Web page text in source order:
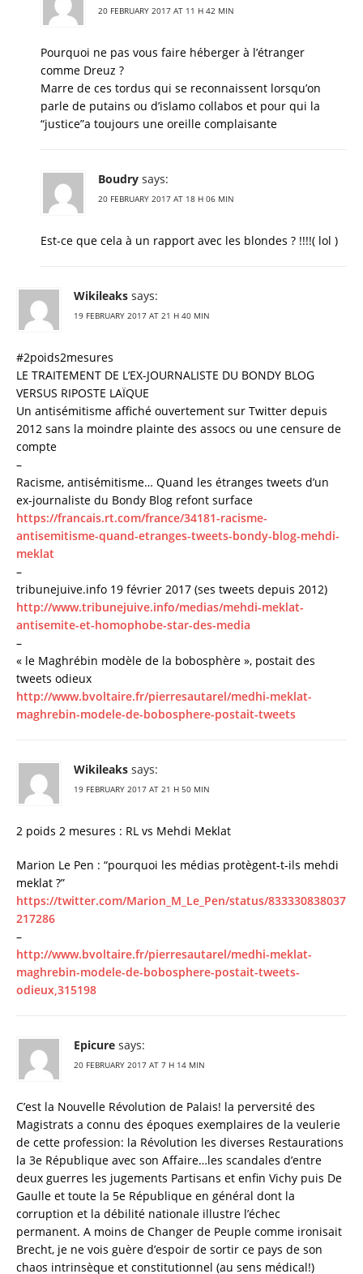
20 FEBRUARY 2017 AT 11 H 42 MIN
Pourquoi ne pas vous faire héberger à l’étranger
comme Dreuz ?
Marre de ces tordus qui se reconnaissent lorsqu’on
parle de putains ou d’islamo collabos et pour qui la
“justice”a toujours une oreille complaisante
Boudry says:
20 FEBRUARY 2017 AT 18 H 06 MIN
Est-ce que cela à un rapport avec les blondes ? !!!!( lol )
Wikileaks says:
19 FEBRUARY 2017 AT 21 H 40 MIN
#2poids2mesures
LE TRAITEMENT DE L’EX-JOURNALISTE DU BONDY BLOG
VERSUS RIPOSTE LAÏQUE
Un antisémitisme affiché ouvertement sur Twitter depuis
2012 sans la moindre plainte des assocs ou une censure de
compte
–
Racisme, antisémitisme… Quand les étranges tweets d’un
ex-journaliste du Bondy Blog refont surface
https://francais.rt.com/france/34181-racisme-
antisemitisme-quand-etranges-tweets-bondy-blog-mehdi-
meklat
–
tribunejuive.info 19 février 2017 (ses tweets depuis 2012)
http://www.tribunejuive.info/medias/mehdi-meklat-
antisemite-et-homophobe-star-des-media
–
« le Maghrébin modèle de la bobosphère », postait des
tweets odieux
http://www.bvoltaire.fr/pierresautarel/medhi-meklat-
maghrebin-modele-de-bobosphere-postait-tweets
Wikileaks says:
19 FEBRUARY 2017 AT 21 H 50 MIN
2 poids 2 mesures : RL vs Mehdi Meklat
Marion Le Pen : “pourquoi les médias protègent-t-ils mehdi
meklat ?”
https://twitter.com/Marion_M_Le_Pen/status/833330838037
217286
–
http://www.bvoltaire.fr/pierresautarel/medhi-meklat-
maghrebin-modele-de-bobosphere-postait-tweets-
odieux,315198
Epicure says:
20 FEBRUARY 2017 AT 7 H 14 MIN
C’est la Nouvelle Révolution de Palais! la perversité des
Magistrats a connu des époques exemplaires de la veulerie
de cette profession: la Révolution les diverses Restaurations
la 3e République avec son Affaire…les scandales d’entre
deux guerres les jugements Partisans et enfin Vichy puis De
Gaulle et toute la 5e République en général dont la
corruption et la débilité nationale illustre l’échec
permanent. A moins de Changer de Peuple comme ironisait
Brecht, je ne vois guère d’espoir de sortir ce pays de son
chaos intrinsèque et constitutionnel (au sens médical!)